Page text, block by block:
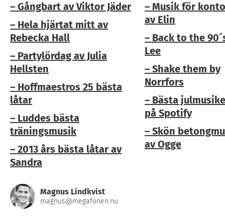
– Gångbart av Viktor Jäder
– Hela hjärtat mitt av
Rebecka Hall
– Partylördag av Julia
Hellsten
– Hoffmaestros 25 bästa
låtar
– Luddes bästa
träningsmusik
– 2013 års bästa låtar av
Sandra
– Musik för
av Elin
– Back to the
Lee
– Shake them by
Norrfors
– Bästa
på Spotify
– Skön
av Ogge
Magnus Lindkvist
magnus@megafonen.nu